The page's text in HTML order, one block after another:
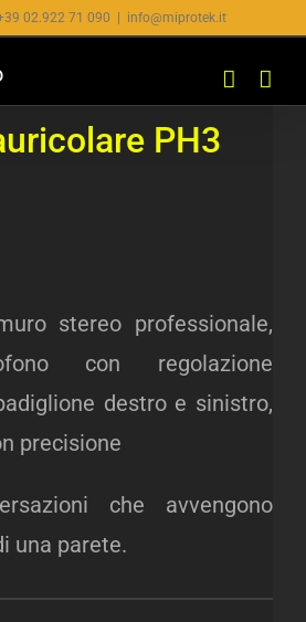
02.922 71 090 info@miprotek.it
PH3
stereo professionale,
con regolazione
destro e sinistro,
precisione
che avvengono
una parete.